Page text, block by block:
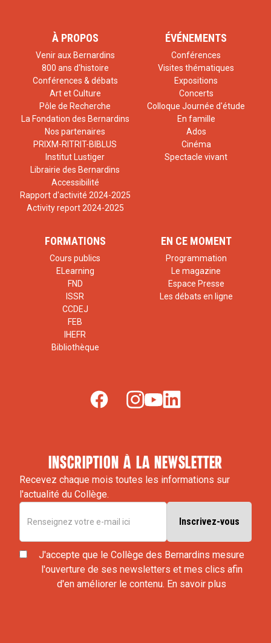
À PROPOS
Venir aux Bernardins
800 ans d'histoire
Conférences & débats
Art et Culture
Pôle de Recherche
La Fondation des Bernardins
Nos partenaires
PRIXM-RITRIT-BIBLUS
Institut Lustiger
Librairie des Bernardins
Accessibilité
Rapport d'activité 2024-2025
Activity report 2024-2025
ÉVÉNEMENTS
Conférences
Visites thématiques
Expositions
Concerts
Colloque Journée d'étude
En famille
Ados
Cinéma
Spectacle vivant
FORMATIONS
Cours publics
ELearning
FND
ISSR
CCDEJ
FEB
IHEFR
Bibliothèque
EN CE MOMENT
Programmation
Le magazine
Espace Presse
Les débats en ligne
inscription à la newsletter
Recevez chaque mois toutes les informations sur
l'actualité du Collège.
J'accepte que le Collège des Bernardins mesure
l'ouverture de ses newsletters et mes clics afin
d'en améliorer le contenu. En savoir plus